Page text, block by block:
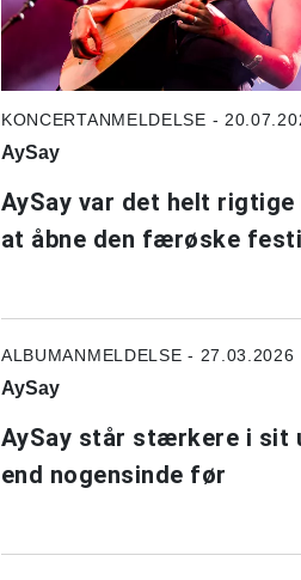
KONCERTANMELDELSE -
AySay
AySay var det helt rigtige
at åbne den færøske
ALBUMANMELDELSE - 27.03.2026
AySay
AySay står stærkere i sit
end nogensinde før